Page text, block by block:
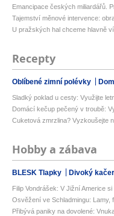
Emancipace českých miliardářů.
Tajemství měnové intervence:
U pražských hal chceme hlavně
Recepty
Oblíbené zimní polévky
Sladký poklad u cesty: Využijte
Domácí kečup pečený v troubě:
Cuketová zmrzlina? Vyzkoušejte
Hobby a zábava
BLESK Tlapky Divoký kačer
Filip Vondrášek: V Jižní Americe si
Osvěžení ve Schladmingu: Lamy,
Přibývá paniky na dovolené: